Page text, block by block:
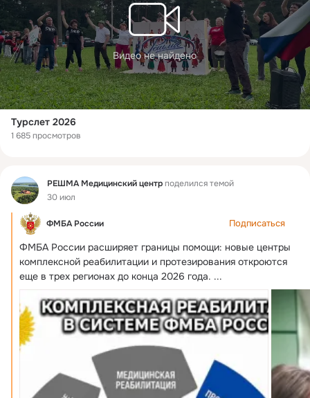
Видео не найдено
Турслет 2026
1 685 просмотров
Фид РЕШМА Медицинский центрподелился темой
30 июл
ФМБА России Подписаться
ФМБА России расширяет границы помощи: новые центры
комплексной реабилитации и протезирования откроются
еще в трех регионах до конца 2026 года. ...